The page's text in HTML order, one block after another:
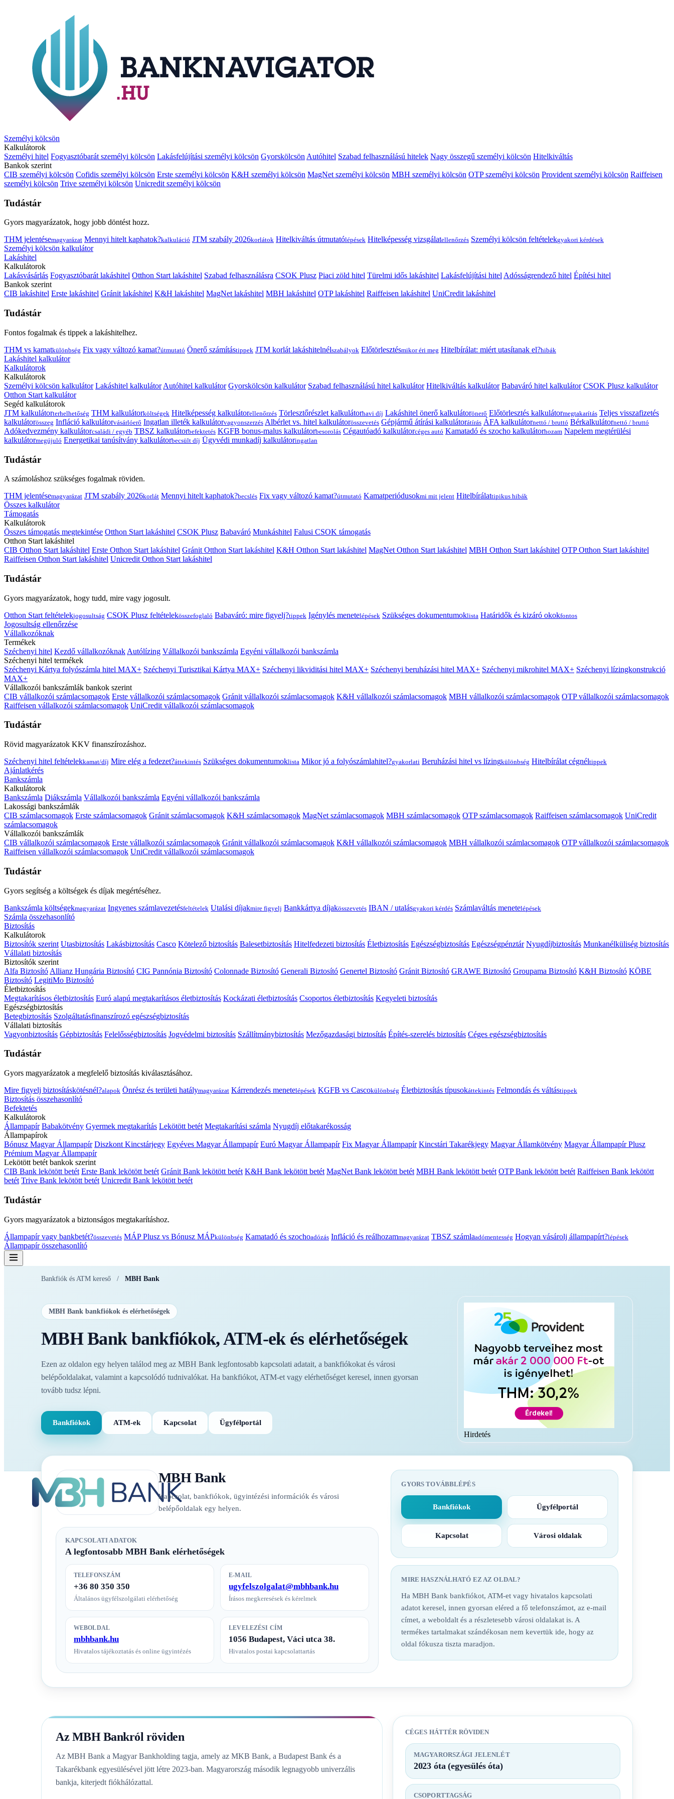
Személyi kölcsön
Kalkulátorok
Személyi hitel Fogyasztóbarát személyi kölcsön Lakásfelújítási személyi kölcsön Gyorskölcsön Autóhitel Szabad felhasználású hitelek Nagy összegű személyi kölcsön Hitelkiváltás
Bankok szerint
CIB személyi kölcsön Cofidis személyi kölcsön Erste személyi kölcsön K&H személyi kölcsön MagNet személyi kölcsön MBH személyi kölcsön OTP személyi kölcsön Provident személyi kölcsön Raiffeisen
személyi kölcsön Trive személyi kölcsön Unicredit személyi kölcsön
Tudástár
Gyors magyarázatok, hogy jobb döntést hozz.
THM jelentésemagyarázat Mennyi hitelt kaphatok?kalkuláció JTM szabály 2026korlátok Hitelkiváltás útmutatólépések Hitelképesség vizsgálatellenőrzés Személyi kölcsön feltételekgyakori kérdések
Személyi kölcsön kalkulátor
Lakáshitel
Kalkulátorok
Lakásvásárlás Fogyasztóbarát lakáshitel Otthon Start lakáshitel Szabad felhasználásra CSOK Plusz Piaci zöld hitel Türelmi idős lakáshitel Lakásfelújítási hitelAdósságrendező hitel Építési hitel
Bankok szerint
CIB lakáshitel Erste lakáshitel Gránit lakáshitel K&H lakáshitel MagNet lakáshitel MBH lakáshitel OTP lakáshitel Raiffeisen lakáshitel UniCredit lakáshitel
Tudástár
Fontos fogalmak és tippek a lakáshitelhez.
THM vs kamatkülönbség Fix vagy változó kamat?útmutató Önerő számítástippek JTM korlát lakáshitelnélszabályok Előtörlesztésmikor éri meg Hitelbírálat: miért utasítanak el?hibák
Lakáshitel kalkulátor
Kalkulátorok
Kalkulátorok
Személyi kölcsön kalkulátor Lakáshitel kalkulátor Autóhitel kalkulátor Gyorskölcsön kalkulátor Szabad felhasználású hitel kalkulátor Hitelkiváltás kalkulátor Babaváró hitel kalkulátor CSOK Plusz kalkulátor
Otthon Start kalkulátor
Segéd kalkulátorok
JTM kalkulátorterhelhetőség THM kalkulátorköltségek Hitelképesség kalkulátorellenőrzés Törlesztőrészlet kalkulátorhavi díj Lakáshitel önerő kalkulátorönerő Előtörlesztés kalkulátormegtakarítás Teljes visszafizetés
kalkulátorösszeg Infláció kalkulátorvásárlóerő Ingatlan illeték kalkulátorvagyonszerzés Albérlet vs. hitel kalkulátorösszevetés Gépjármű átírási kalkulátorátírás ÁFA kalkulátornettó / bruttó Bérkalkulátornettó / bruttó
Adókedvezmény kalkulátorcsaládi / egyéb TBSZ kalkulátorbefektetés KGFB bonus-malus kalkulátorbesorolás Cégautóadó kalkulátorcéges autó Kamatadó és szocho kalkulátorhozam Napelem megtérülési
kalkulátormegújuló Energetikai tanúsítvány kalkulátorbecsült díj Ügyvédi munkadíj kalkulátoringatlan
Tudástár
A számoláshoz szükséges fogalmak röviden.
THM jelentésemagyarázat JTM szabály 2026korlát Mennyi hitelt kaphatok?becslés Fix vagy változó kamat?útmutató Kamatperiódusokmi mit jelent Hitelbírálattipikus hibák
Összes kalkulátor
Támogatás
Kalkulátorok
Összes támogatás megtekintése Otthon Start lakáshitel CSOK Plusz Babaváró Munkáshitel Falusi CSOK támogatás
Otthon Start lakáshitel
CIB Otthon Start lakáshitel Erste Otthon Start lakáshitel Gránit Otthon Start lakáshitel K&H Otthon Start lakáshitel MagNet Otthon Start lakáshitel MBH Otthon Start lakáshitel OTP Otthon Start lakáshitel
Raiffeisen Otthon Start lakáshitel Unicredit Otthon Start lakáshitel
Tudástár
Gyors magyarázatok, hogy tudd, mire vagy jogosult.
Otthon Start feltételekjogosultság CSOK Plusz feltételekösszefoglaló Babaváró: mire figyelj?tippek Igénylés menetelépések Szükséges dokumentumoklista Határidők és kizáró okokfontos
Jogosultság ellenőrzése
Vállalkozóknak
Termékek
Széchenyi hitel Kezdő vállalkozóknak Autólízing Vállalkozói bankszámla Egyéni vállalkozói bankszámla
Széchenyi hitel termékek
Széchenyi Kártya folyószámla hitel MAX+ Széchenyi Turisztikai Kártya MAX+ Széchenyi likviditási hitel MAX+ Széchenyi beruházási hitel MAX+ Széchenyi mikrohitel MAX+ Széchenyi lízingkonstrukció
MAX+
Vállalkozói bankszámlák bankok szerint
CIB vállalkozói számlacsomagok Erste vállalkozói számlacsomagok Gránit vállalkozói számlacsomagok K&H vállalkozói számlacsomagok MBH vállalkozói számlacsomagok OTP vállalkozói számlacsomagok
Raiffeisen vállalkozói számlacsomagok UniCredit vállalkozói számlacsomagok
Tudástár
Rövid magyarázatok KKV finanszírozáshoz.
Széchenyi hitel feltételekkamat/díj Mire elég a fedezet?áttekintés Szükséges dokumentumoklista Mikor jó a folyószámlahitel?gyakorlati Beruházási hitel vs lízingkülönbség Hitelbírálat cégnéltippek
Ajánlatkérés
Bankszámla
Kalkulátorok
Bankszámla Diákszámla Vállalkozói bankszámla Egyéni vállalkozói bankszámla
Lakossági bankszámlák
CIB számlacsomagok Erste számlacsomagok Gránit számlacsomagok K&H számlacsomagok MagNet számlacsomagok MBH számlacsomagok OTP számlacsomagok Raiffeisen számlacsomagok UniCredit
számlacsomagok
Vállalkozói bankszámlák
CIB vállalkozói számlacsomagok Erste vállalkozói számlacsomagok Gránit vállalkozói számlacsomagok K&H vállalkozói számlacsomagok MBH vállalkozói számlacsomagok OTP vállalkozói számlacsomagok
Raiffeisen vállalkozói számlacsomagok UniCredit vállalkozói számlacsomagok
Tudástár
Gyors segítség a költségek és díjak megértéséhez.
Bankszámla költségekmagyarázat Ingyenes számlavezetésfeltételek Utalási díjakmire figyelj Bankkártya díjakösszevetés IBAN / utalásgyakori kérdés Számlaváltás menetelépések
Számla összehasonlító
Biztosítás
Kalkulátorok
Biztosítók szerint Utasbiztosítás Lakásbiztosítás Casco Kötelező biztosítás Balesetbiztosítás Hitelfedezeti biztosítás Életbiztosítás Egészségbiztosítás Egészségpénztár Nyugdíjbiztosítás Munkanélküliség biztosítás
Vállalati biztosítás
Biztosítók szerint
Alfa Biztosító Allianz Hungária Biztosító CIG Pannónia Biztosító Colonnade Biztosító Generali Biztosító Genertel Biztosító Gránit Biztosító GRAWE Biztosító Groupama Biztosító K&H Biztosító KÖBE
Biztosító LegitiMo Biztosító
Életbiztosítás
Megtakarításos életbiztosítás Euró alapú megtakarításos életbiztosítás Kockázati életbiztosítás Csoportos életbiztosítás Kegyeleti biztosítás
Egészségbiztosítás
Betegbiztosítás Szolgáltatásfinanszírozó egészségbiztosítás
Vállalati biztosítás
Vagyonbiztosítás Gépbiztosítás Felelősségbiztosítás Jogvédelmi biztosítás Szállítmánybiztosítás Mezőgazdasági biztosítás Építés-szerelés biztosítás Céges egészségbiztosítás
Tudástár
Gyors magyarázatok a megfelelő biztosítás kiválasztásához.
Mire figyelj biztosításkötésnél?alapok Önrész és területi hatálymagyarázat Kárrendezés menetelépések KGFB vs Cascokülönbség Életbiztosítás típusokáttekintés Felmondás és váltástippek
Biztosítás összehasonlító
Befektetés
Kalkulátorok
Állampapír Babakötvény Gyermek megtakarítás Lekötött betét Megtakarítási számla Nyugdíj előtakarékosság
Állampapírok
Bónusz Magyar Állampapír Diszkont Kincstárjegy Egyéves Magyar Állampapír Euró Magyar Állampapír Fix Magyar Állampapír Kincstári Takarékjegy Magyar Államkötvény Magyar Állampapír Plusz
Prémium Magyar Állampapír
Lekötött betét bankok szerint
CIB Bank lekötött betét Erste Bank lekötött betét Gránit Bank lekötött betét K&H Bank lekötött betét MagNet Bank lekötött betét MBH Bank lekötött betét OTP Bank lekötött betét Raiffeisen Bank lekötött
betét Trive Bank lekötött betét Unicredit Bank lekötött betét
Tudástár
Gyors magyarázatok a biztonságos megtakarításhoz.
Állampapír vagy bankbetét?összevetés MÁP Plusz vs Bónusz MÁPkülönbség Kamatadó és szochoadózás Infláció és reálhozammagyarázat TBSZ számlaadómentesség Hogyan vásárolj állampapírt?lépések
Állampapír összehasonlító
Bankfiók és ATM kereső / MBH Bank
MBH Bank bankfiókok és elérhetőségek
MBH Bank bankfiókok, ATM-ek és elérhetőségek
Ezen az oldalon egy helyen találod meg az MBH Bank legfontosabb kapcsolati adatait, a bankfiókokat és városi
belépőoldalakat, valamint a kapcsolódó tudnivalókat. Ha bankfiókot, ATM-et vagy elérhetőséget keresel, innen gyorsan
tovább tudsz lépni.
Bankfiókok ATM-ek Kapcsolat Ügyfélportál
Hirdetés
MBH Bank
Kapcsolat, bankfiókok, ügyintézési információk és városi
belépőoldalak egy helyen.
KAPCSOLATI ADATOK
A legfontosabb MBH Bank elérhetőségek
TELEFONSZÁM
+36 80 350 350
Általános ügyfélszolgálati elérhetőség
E-MAIL
ugyfelszolgalat@mbhbank.hu
Írásos megkeresések és kérelmek
WEBOLDAL
mbhbank.hu
Hivatalos tájékoztatás és online ügyintézés
LEVELEZÉSI CÍM
1056 Budapest, Váci utca 38.
Hivatalos postai kapcsolattartás
GYORS TOVÁBBLÉPÉS
Bankfiókok Ügyfélportál
Kapcsolat Városi oldalak
MIRE HASZNÁLHATÓ EZ AZ OLDAL?
Ha MBH Bank bankfiókot, ATM-et vagy hivatalos kapcsolati
adatot keresel, innen gyorsan eléred a fő telefonszámot, az e-mail
címet, a weboldalt és a részletesebb városi oldalakat is. A
termékes tartalmakat szándékosan nem kevertük ide, hogy az
oldal fókusza tiszta maradjon.
Az MBH Bankról röviden
Az MBH Bank a Magyar Bankholding tagja, amely az MKB Bank, a Budapest Bank és a
Takarékbank egyesülésével jött létre 2023-ban. Magyarország második legnagyobb univerzális
bankja, kiterjedt fiókhálózattal.
CÉGES HÁTTÉR RÖVIDEN
MAGYARORSZÁGI JELENLÉT
2023 óta (egyesülés óta)
CSOPORTTAGSÁG